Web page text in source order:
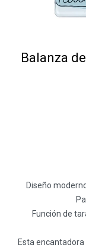
Balanza
Diseño
Función de
Esta